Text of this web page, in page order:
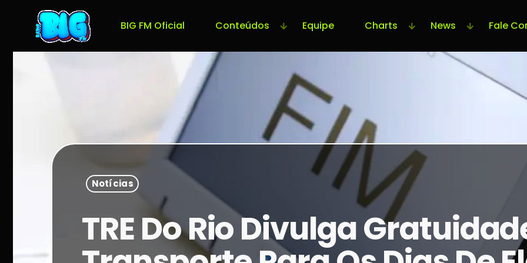
BIG FM Oficial Conteúdos Equipe Charts News Fale
Notícias
TRE Do Rio Divulga